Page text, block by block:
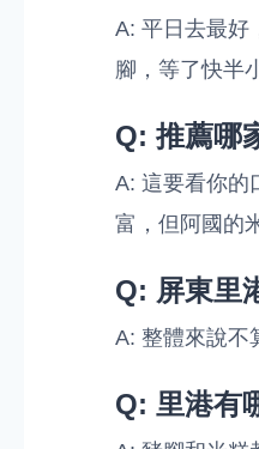
A: 平日去最好
腳，等了快半
Q: 推薦哪
A: 這要看你的
富，但阿國的
Q: 屏東里
A: 整體來說不
Q: 里港有